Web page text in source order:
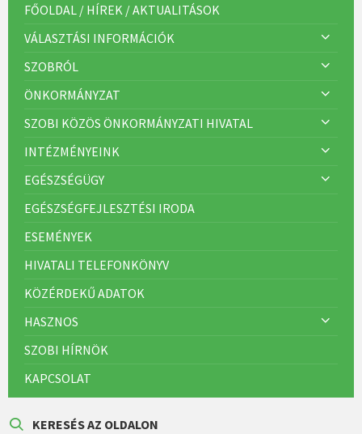
FŐOLDAL / HÍREK / AKTUALITÁSOK
VÁLASZTÁSI INFORMÁCIÓK
SZOBRÓL
ÖNKORMÁNYZAT
SZOBI KÖZÖS ÖNKORMÁNYZATI HIVATAL
INTÉZMÉNYEINK
EGÉSZSÉGÜGY
EGÉSZSÉGFEJLESZTÉSI IRODA
ESEMÉNYEK
HIVATALI TELEFONKÖNYV
KÖZÉRDEKŰ ADATOK
HASZNOS
SZOBI HÍRNÖK
KAPCSOLAT
KERESÉS AZ OLDALON